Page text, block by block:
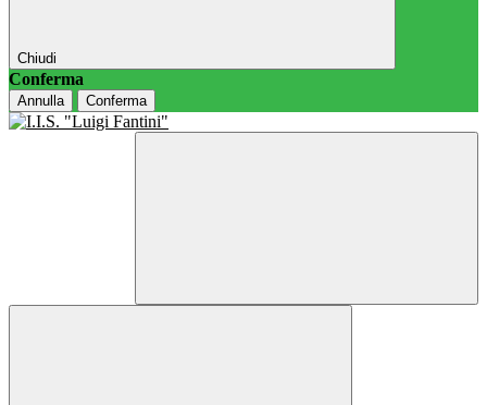
Chiudi
Conferma
Annulla Conferma